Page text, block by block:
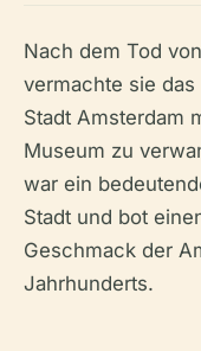
Nach dem Tod
vermachte sie
Stadt Amsterdam
Museum zu
war ein
Stadt und bot
Geschmack der
Jahrhunderts.